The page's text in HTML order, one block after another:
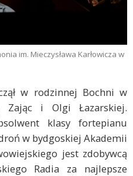
im. Mieczysława Karłowicza w
w rodzinnej Bochni w
Zając i Olgi Łazarskiej.
klasy fortepianu
w bydgoskiej Akademii
jest zdobywcą
Radia za najlepsze